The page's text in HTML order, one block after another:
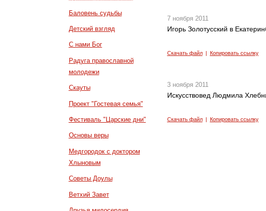
Баловень судьбы
Детский взгляд
С нами Бог
Радуга православной
молодежи
Скауты
Проект "Гостевая семья"
Фестиваль "Царские дни"
Основы веры
Медгородок с доктором
Хлыновым
Советы Доулы
Ветхий Завет
7 ноября 2011
Игорь Золотусский в
Скачать файл| Копировать ссылку
3 ноября 2011
Искусствовед Людмила
Скачать файл| Копировать ссылку